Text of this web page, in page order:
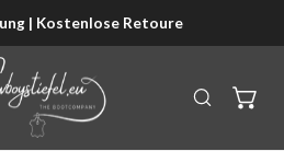
| Kostenlose Retoure